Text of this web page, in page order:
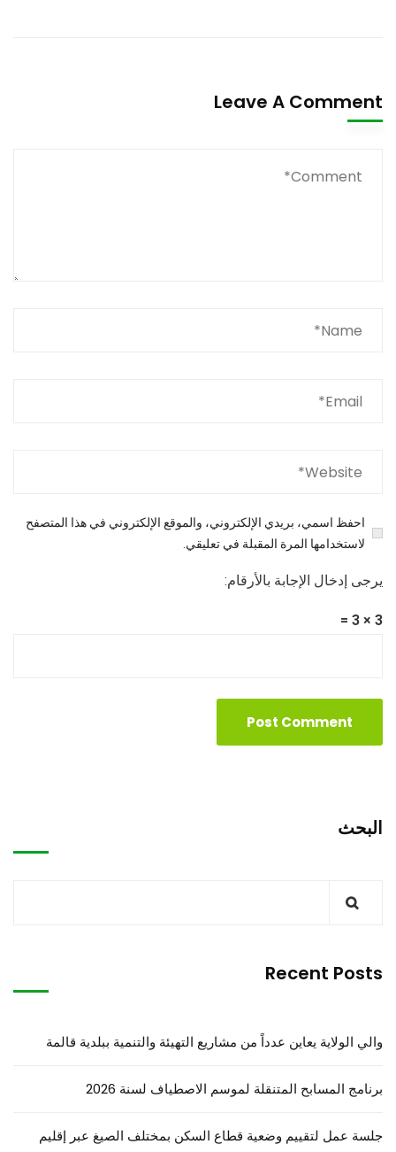
Leave A Comment
احفظ اسمي، بريدي الإلكتروني، والموقع الإلكتروني في هذا المتصفح
لاستخدامها المرة المقبلة في تعليقي.
يرجى إدخال الإجابة بالأرقام:
3 × 3 =
البحث
Recent Posts
والي الولاية يعاين عدداً من مشاريع التهيئة والتنمية ببلدية قالمة
برنامج المسابح المتنقلة لموسم الاصطياف لسنة 2026
جلسة عمل لتقييم وضعية قطاع السكن بمختلف الصيغ عبر إقليم